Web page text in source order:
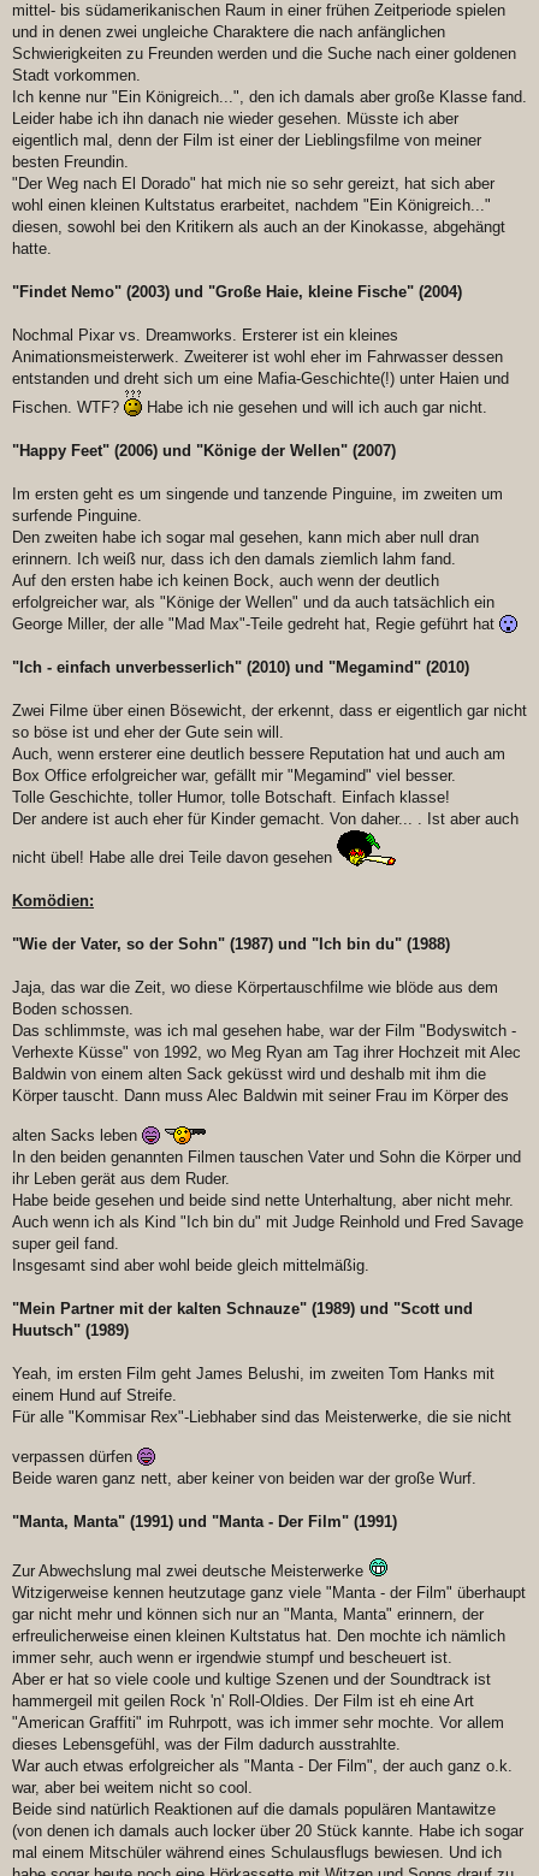
mittel- bis südamerikanischen Raum in einer frühen Zeitperiode spielen
und in denen zwei ungleiche Charaktere die nach anfänglichen
Schwierigkeiten zu Freunden werden und die Suche nach einer goldenen
Stadt vorkommen.
Ich kenne nur "Ein Königreich...", den ich damals aber große Klasse fand.
Leider habe ich ihn danach nie wieder gesehen. Müsste ich aber
eigentlich mal, denn der Film ist einer der Lieblingsfilme von meiner
besten Freundin.
"Der Weg nach El Dorado" hat mich nie so sehr gereizt, hat sich aber
wohl einen kleinen Kultstatus erarbeitet, nachdem "Ein Königreich..."
diesen, sowohl bei den Kritikern als auch an der Kinokasse, abgehängt
hatte.
"Findet Nemo" (2003) und "Große Haie, kleine Fische" (2004)
Nochmal Pixar vs. Dreamworks. Ersterer ist ein kleines
Animationsmeisterwerk. Zweiterer ist wohl eher im Fahrwasser dessen
entstanden und dreht sich um eine Mafia-Geschichte(!) unter Haien und
Fischen. WTF?
Habe ich nie gesehen und will ich auch gar nicht.
"Happy Feet" (2006) und "Könige der Wellen" (2007)
Im ersten geht es um singende und tanzende Pinguine, im zweiten um
surfende Pinguine.
Den zweiten habe ich sogar mal gesehen, kann mich aber null dran
erinnern. Ich weiß nur, dass ich den damals ziemlich lahm fand.
Auf den ersten habe ich keinen Bock, auch wenn der deutlich
erfolgreicher war, als "Könige der Wellen" und da auch tatsächlich ein
George Miller, der alle "Mad Max"-Teile gedreht hat, Regie geführt hat
"Ich - einfach unverbesserlich" (2010) und "Megamind" (2010)
Zwei Filme über einen Bösewicht, der erkennt, dass er eigentlich gar nicht
so böse ist und eher der Gute sein will.
Auch, wenn ersterer eine deutlich bessere Reputation hat und auch am
Box Office erfolgreicher war, gefällt mir "Megamind" viel besser.
Tolle Geschichte, toller Humor, tolle Botschaft. Einfach klasse!
Der andere ist auch eher für Kinder gemacht. Von daher... . Ist aber auch
nicht übel! Habe alle drei Teile davon gesehen
Komödien:
"Wie der Vater, so der Sohn" (1987) und "Ich bin du" (1988)
Jaja, das war die Zeit, wo diese Körpertauschfilme wie blöde aus dem
Boden schossen.
Das schlimmste, was ich mal gesehen habe, war der Film "Bodyswitch -
Verhexte Küsse" von 1992, wo Meg Ryan am Tag ihrer Hochzeit mit Alec
Baldwin von einem alten Sack geküsst wird und deshalb mit ihm die
Körper tauscht. Dann muss Alec Baldwin mit seiner Frau im Körper des
alten Sacks leben
In den beiden genannten Filmen tauschen Vater und Sohn die Körper und
ihr Leben gerät aus dem Ruder.
Habe beide gesehen und beide sind nette Unterhaltung, aber nicht mehr.
Auch wenn ich als Kind "Ich bin du" mit Judge Reinhold und Fred Savage
super geil fand.
Insgesamt sind aber wohl beide gleich mittelmäßig.
"Mein Partner mit der kalten Schnauze" (1989) und "Scott und
Huutsch" (1989)
Yeah, im ersten Film geht James Belushi, im zweiten Tom Hanks mit
einem Hund auf Streife.
Für alle "Kommisar Rex"-Liebhaber sind das Meisterwerke, die sie nicht
verpassen dürfen
Beide waren ganz nett, aber keiner von beiden war der große Wurf.
"Manta, Manta" (1991) und "Manta - Der Film" (1991)
Zur Abwechslung mal zwei deutsche Meisterwerke
Witzigerweise kennen heutzutage ganz viele "Manta - der Film" überhaupt
gar nicht mehr und können sich nur an "Manta, Manta" erinnern, der
erfreulicherweise einen kleinen Kultstatus hat. Den mochte ich nämlich
immer sehr, auch wenn er irgendwie stumpf und bescheuert ist.
Aber er hat so viele coole und kultige Szenen und der Soundtrack ist
hammergeil mit geilen Rock 'n' Roll-Oldies. Der Film ist eh eine Art
"American Graffiti" im Ruhrpott, was ich immer sehr mochte. Vor allem
dieses Lebensgefühl, was der Film dadurch ausstrahlte.
War auch etwas erfolgreicher als "Manta - Der Film", der auch ganz o.k.
war, aber bei weitem nicht so cool.
Beide sind natürlich Reaktionen auf die damals populären Mantawitze
(von denen ich damals auch locker über 20 Stück kannte. Habe ich sogar
mal einem Mitschüler während eines Schulausflugs bewiesen. Und ich